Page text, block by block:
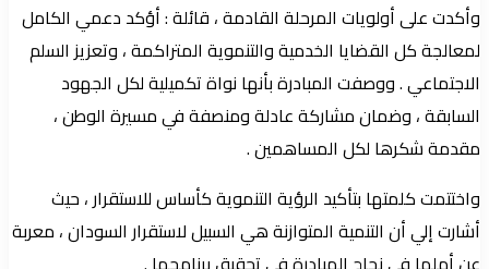
وأكدت على أولويات المرحلة القادمة ، قائلة : أؤكد دعمي الكامل
لمعالجة كل القضايا الخدمية والتنموية المتراكمة ، وتعزيز السلم
الاجتماعي . ووصفت المبادرة بأنها نواة تكميلية لكل الجهود
السابقة ، وضمان مشاركة عادلة ومنصفة في مسيرة الوطن ،
مقدمة شكرها لكل المساهمين .
واختتمت كلمتها بتأكيد الرؤية التنموية كأساس للاستقرار ، حيث
أشارت إلي أن التنمية المتوازنة هي السبيل لاستقرار السودان ، معربة